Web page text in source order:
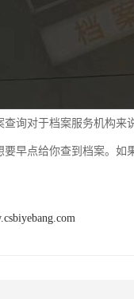
查询对于档案服务机构来
要早点给你查到档案。如